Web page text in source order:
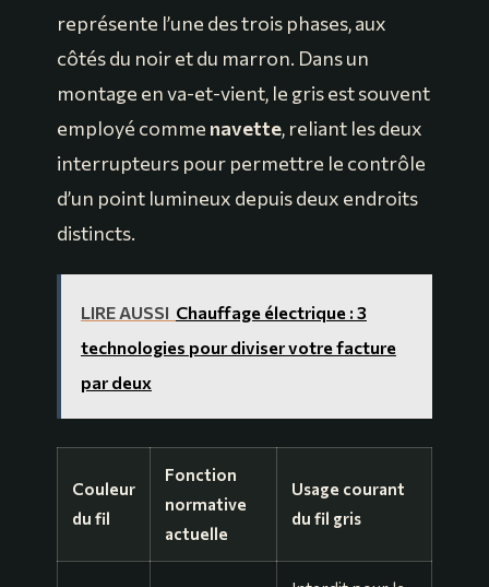
représente l’une des trois phases, aux
côtés du noir et du marron. Dans un
montage en va-et-vient, le gris est souvent
employé comme navette, reliant les deux
interrupteurs pour permettre le contrôle
d’un point lumineux depuis deux endroits
distincts.
LIRE AUSSI Chauffage électrique : 3
technologies pour diviser votre facture
par deux
Couleur
du fil
Fonction
normative
actuelle
Usage courant
du fil gris